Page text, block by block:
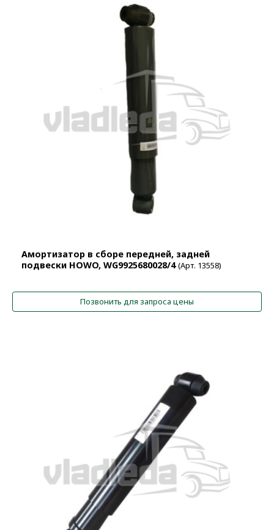
Амортизатор в сборе передней, задней
подвески HOWO, WG9925680028/4(Арт. 13558)
Позвонить для запроса цены